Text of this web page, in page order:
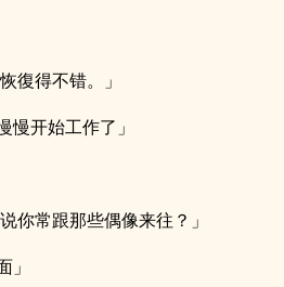
復得不错。」
慢开始工作了」
你常跟那些偶像来往？」